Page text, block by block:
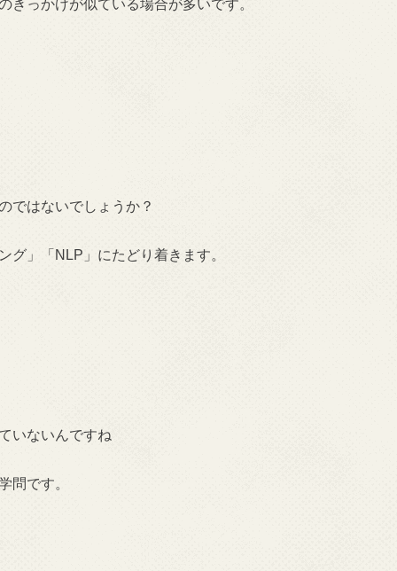
っかけが似ている場合が多いです。
ではないでしょうか？
グ」「NLP」にたどり着きます。
いないんですね
問です。